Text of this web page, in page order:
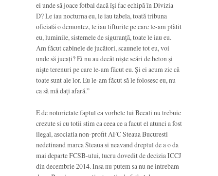
ei unde să joace fotbal dacă îşi fac echipă în Divizia
D? Le iau nocturna eu, le iau tabela, toată tribuna
oficială o demontez, le iau lifturile pe care le-am plătit
eu, luminile, sistemele de siguranţă, toate le iau eu.
Am făcut cabinele de jucători, scaunele tot eu, voi
unde să jucaţi? Ei nu au decât nişte scări de beton şi
nişte terenuri pe care le-am făcut eu. Şi ei acum zic că
toate sunt ale lor. Eu le-am făcut să le folosesc eu, nu
ca să mă daţi afară.”
E de notorietate faptul ca vorbele lui Becali nu trebuie
crezute si cu totii stim ca ceea ce a facut el atunci a fost
ilegal, asociatia non-profit AFC Steaua Bucuresti
nedetinand marca Steaua si neavand dreptul de a o da
mai departe FCSB-ului, lucru dovedit de decizia ICCJ
din decembrie 2014. Insa nu putem sa nu ne intrebam